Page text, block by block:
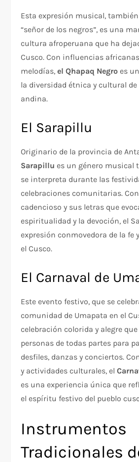
Esta expresión musical,
“señor de los negros”, es una
cultura afroperuana que ha
Cusco. Con influencias
melodías,el Qhapaq Negro es
la diversidad étnica y cultural de
andina.
El Sarapillu
Originario de la provincia de
Sarapillu es un género musical
se interpreta durante las
celebraciones comunitarias.
cadencioso y sus letras que
espiritualidad y la devoción, el
expresión conmovedora de la fe
el Cusco.
El Carnaval de
Este evento festivo, que se
comunidad de Umapata en el
celebración colorida y alegre
personas de todas partes para
desfiles, danzas y conciertos.
y actividades culturales, el
es una experiencia única que
el espíritu festivo del pueblo
Instrumentos
Tradicionales